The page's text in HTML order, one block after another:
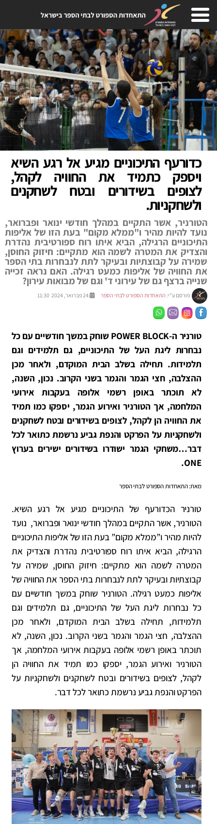
כדורעף התיכוניים מגיע אל רגע השיא
ויספק כתמיד את החוויה לקהל,
לצופים בשידורים ובטח לשחקנים
ולשחקניות.
הטורניר, אשר התקיים במהלך חודשי ינואר ופברואר,
נועד להיות מהיר ו"ממלא מקום" בעת הזו של אליפות
התיכוניים הרגילה, הביא איתו רוח ספורטיבית נהדרת
והצדיק את המטרה לשמה הוא מתקיים: חיזוק החוסן,
שמירה על קבוצתיות ובעיקר לתת לנבחרות בתי הספר
את החוויה של אליפות כמעט רגילה. האם נראה זכייה
שנייה ברצף גם של עירוני ד' וגם של מבואות עירון?
פורסם ע"י: התאחדות הספורט לבתי הספר
טורניר ה-POWER BLOCK שוחק במשך חודשיים עם כל
נבחרות ליגת העל של התיכוניים, גם תלמידים וגם
תלמידות. תחילה בשלב הבית המוקדם, ולאחר מכן
ההצלבה, חצי הגמר והגמר בשני הקרוב. נכון, השנה,
לא תוכתר באופן רשמי אלופה בעקבות אירועי
המלחמה, אך הטורניר ואירוע הגמר, יספקו כמו תמיד
את החוויה הן לקהל, לצופים בשידורים ובטח לשחקנים
ולשחקניות על הפרקט והנפת גביע נרשמת כתואר לכל
דבר…משחקי הגמר ישודרו בשידורים ישירים בערוץ
ONE.
מאת: התאחדות הספורט לבתי הספר
טורניר הכדורעף של התיכוניים מגיע אל רגע השיא.
הטורניר, אשר התקיים במהלך חודשי ינואר ופברואר, נועד
להיות מהיר ו”ממלא מקום” בעת הזו של אליפות התיכוניים
הרגילה, הביא איתו רוח ספורטיבית נהדרת והצדיק את
המטרה לשמה הוא מתקיים: חיזוק החוסן, שמירה על
קבוצתיות ובעיקר לתת לנבחרות בתי הספר את החוויה של
אליפות כמעט רגילה. הטורניר שוחק במשך חודשיים עם
כל נבחרות ליגת העל של התיכוניים, גם תלמידים וגם
תלמידות, תחילה בשלב הבית המוקדם, ולאחר מכן
ההצלבה, חצי הגמר והגמר בשני הקרוב. נכון, השנה, לא
תוכתר באופן רשמי אלופה בעקבות אירועי המלחמה, אך
הטורניר ואירוע הגמר, יספקו כמו תמיד את החוויה הן
לקהל, לצופים בשידורים ובטח לשחקנים ולשחקניות על
הפרקט והנפת גביע נרשמת כתואר לכל דבר.